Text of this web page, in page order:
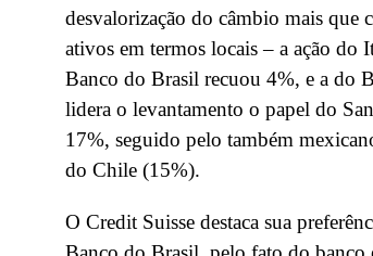
desvalorização do câmbio mais que
ativos em termos locais – a ação do
Banco do Brasil recuou 4%, e a do
lidera o levantamento o papel do
17%, seguido pelo também
do Chile (15%).
O Credit Suisse destaca sua